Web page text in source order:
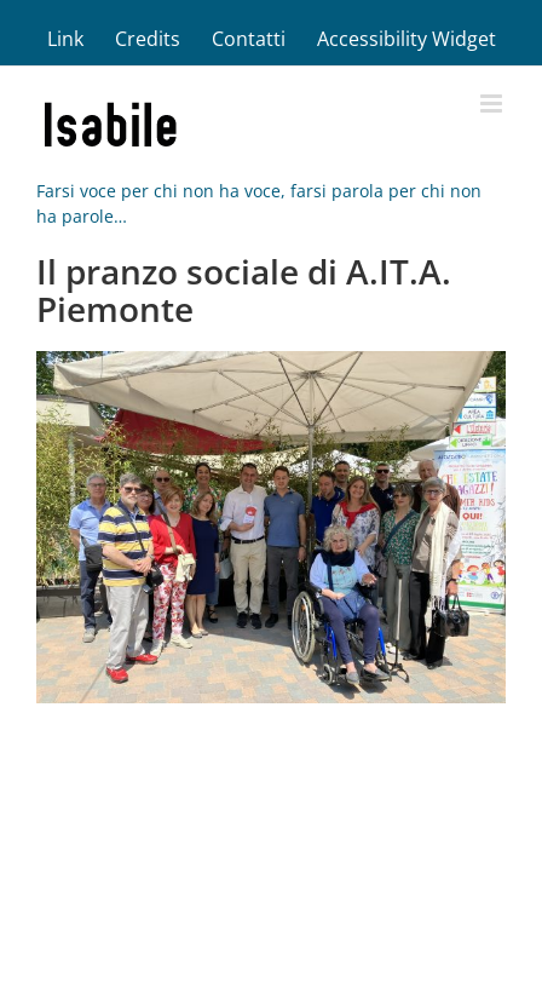
contenuto
Link Credits Contatti Accessibility Widget
Farsi voce per chi non ha voce, farsi parola per chi non
ha parole…
Il pranzo sociale di A.IT.A.
Piemonte